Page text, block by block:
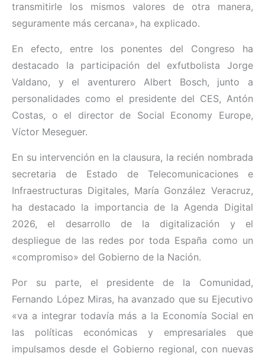
transmitirle los mismos valores de otra manera,
seguramente más cercana», ha explicado.
En efecto, entre los ponentes del Congreso ha
destacado la participación del exfutbolista Jorge
Valdano, y el aventurero Albert Bosch, junto a
personalidades como el presidente del CES, Antón
Costas, o el director de Social Economy Europe,
Víctor Meseguer.
En su intervención en la clausura, la recién nombrada
secretaria de Estado de Telecomunicaciones e
Infraestructuras Digitales, María González Veracruz,
ha destacado la importancia de la Agenda Digital
2026, el desarrollo de la digitalización y el
despliegue de las redes por toda España como un
«compromiso» del Gobierno de la Nación.
Por su parte, el presidente de la Comunidad,
Fernando López Miras, ha avanzado que su Ejecutivo
«va a integrar todavía más a la Economía Social en
las políticas económicas y empresariales que
impulsamos desde el Gobierno regional, con nuevas